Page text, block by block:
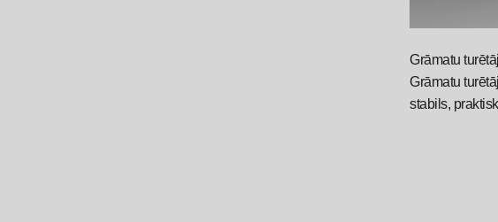
Grāmatu
Grāmatu
stabils,